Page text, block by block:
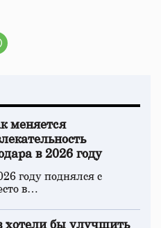
меняется
в 2026 году
году поднялся с
в…
хотели бы улучшить